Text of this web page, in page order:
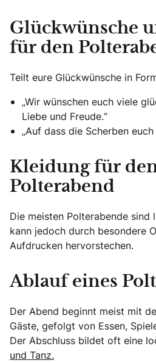
Glückwünsche
für den
Teilt eure Glückwünsche in
„Wir wünschen euch viele
Liebe und Freude.“
„Auf dass die Scherben
Kleidung für
Polterabend
Die meisten Polterabende sind
kann jedoch durch besondere
Aufdrucken hervorstechen.
Ablauf eines
Der Abend beginnt meist mit
Gäste, gefolgt von Essen,
Der Abschluss bildet oft eine
und Tanz.